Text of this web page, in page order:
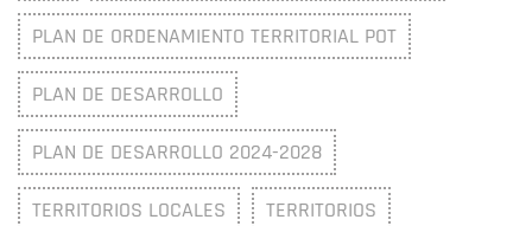
PLAN DE ORDENAMIENTO TERRITORIAL POT
PLAN DE DESARROLLO
PLAN DE DESARROLLO 2024-2028
TERRITORIOS LOCALES TERRITORIOS